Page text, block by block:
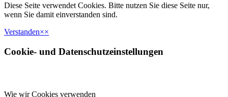
Diese Seite verwendet Cookies. Bitte nutzen Sie diese Seite nur,
wenn Sie damit einverstanden sind.
Verstanden××
Cookie- und Datenschutzeinstellungen
Wie wir Cookies verwenden